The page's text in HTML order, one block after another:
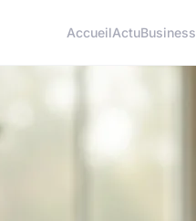
AccueilActuBusiness